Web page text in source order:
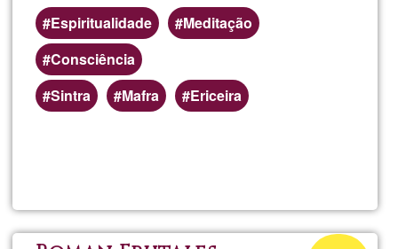
Espiritualidade
Meditação
Consciência
Sintra
Mafra Ericeira